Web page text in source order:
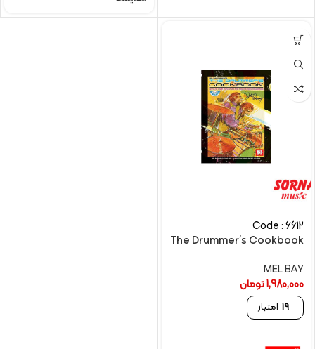
Code : 6612
The Drummer’s Cookbook
MEL BAY
1,980,000تومان
19 امتیاز